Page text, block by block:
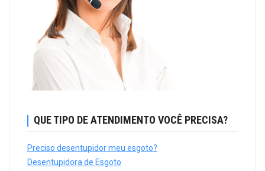
QUE TIPO DE ATENDIMENTO VOCÊ PRECISA?
Preciso desentupidor meu esgoto?
Desentupidora de Esgoto